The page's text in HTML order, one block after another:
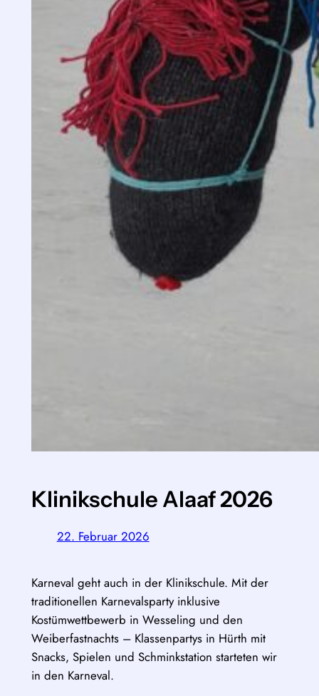
Klinikschule Alaaf 2026
22. Februar 2026
Karneval geht auch in der Klinikschule. Mit der
traditionellen Karnevalsparty inklusive
Kostümwettbewerb in Wesseling und den
Weiberfastnachts – Klassenpartys in Hürth mit
Snacks, Spielen und Schminkstation starteten wir
in den Karneval.